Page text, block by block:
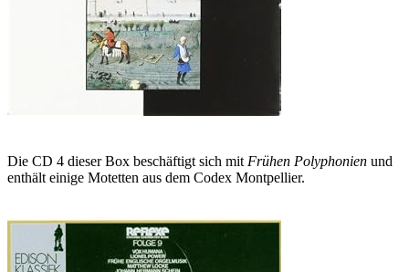
Die CD 4 dieser Box beschäftigt sich mit Frühen Polyphonien und
enthält einige Motetten aus dem Codex Montpellier.